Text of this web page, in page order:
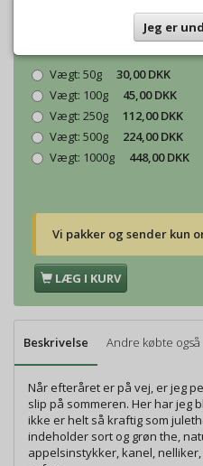
Efterårs The
Vægt: 50g
30,00 DKK
Vægt: 100g
45,00 DKK
Vægt: 250g
112,00 DKK
Vægt: 500g
224,00 DKK
Vægt: 1000g 448,00 DKK
Vi pakker og sender kun
LÆG I KURV
Beskrivelse Andre købte også
Når efteråret er på vej, er jeg
slip på sommeren. Her har jeg
ikke er helt så kraftig som
indeholder sort og grøn the,
appelsinstykker, kanel,
Jeg er